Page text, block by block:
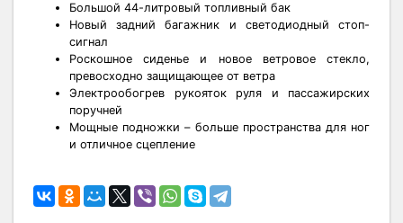
Большой 44-литровый топливный бак
Новый задний багажник и светодиодный стоп-
сигнал
Роскошное сиденье и новое ветровое стекло,
превосходно защищающее от ветра
Электрообогрев рукояток руля и пассажирских
поручней
Мощные подножки – больше пространства для ног
и отличное сцепление